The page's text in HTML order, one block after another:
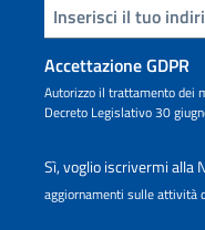
Inserisci la tua email
Accettazione GDPR
Autorizzo il trattamento dei
Decreto Legislativo 30
Sì, voglio iscrivermi alla
aggiornamenti sulle attività